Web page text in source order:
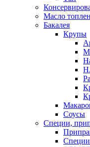
Масло
Бакалея
Крупы
Соусы
Специи,